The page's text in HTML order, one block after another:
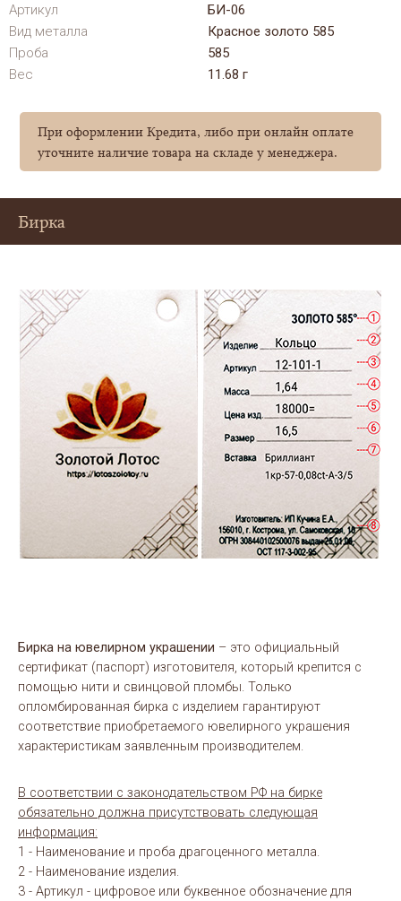
Артикул
БИ-06
Вид металла
Красное золото 585
Проба
585
Вес
11.68 г
При оформлении Кредита, либо при онлайн оплате
уточните наличие товара на складе у менеджера.
Бирка
Бирка на ювелирном украшении – это официальный
сертификат (паспорт) изготовителя, который крепится с
помощью нити и свинцовой пломбы. Только
опломбированная бирка с изделием гарантируют
соответствие приобретаемого ювелирного украшения
характеристикам заявленным производителем.
В соответствии с законодательством РФ на бирке
обязательно должна присутствовать следующая
информация:
1 - Наименование и проба драгоценного металла.
2 - Наименование изделия.
3 - Артикул - цифровое или буквенное обозначение для